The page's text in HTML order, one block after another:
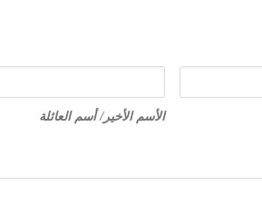
الأخير/
أسم
الأسم الأخير/ أسم العائلة